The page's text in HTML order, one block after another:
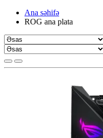
Ana səhifə
ROG ana plata